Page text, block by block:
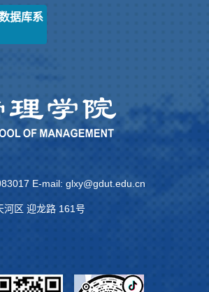
据库系
E-mail: glxy@gdut.edu.cn
河区 迎龙路 161号